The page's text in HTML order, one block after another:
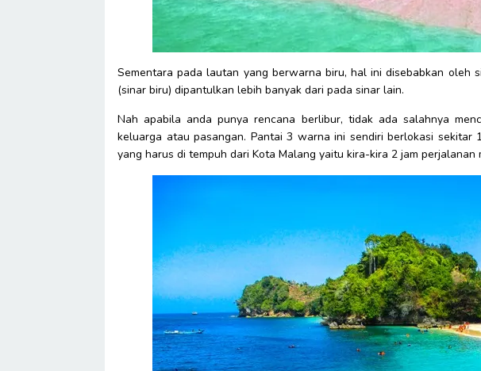
Sementara pada lautan yang berwarna biru, hal ini disebabkan oleh
(sinar biru) dipantulkan lebih banyak dari pada sinar lain.
Nah apabila anda punya rencana berlibur, tidak ada salahnya
keluarga atau pasangan. Pantai 3 warna ini sendiri berlokasi sekitar
yang harus di tempuh dari Kota Malang yaitu kira-kira 2 jam perjalanan